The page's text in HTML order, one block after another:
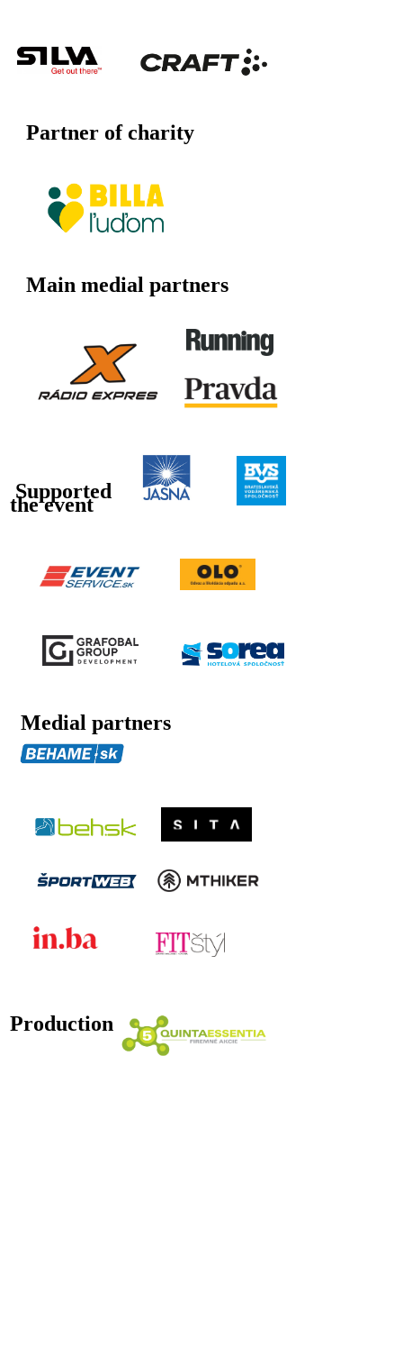
Partner of charity
Main medial partners
Supported
the event
Medial partners
Production